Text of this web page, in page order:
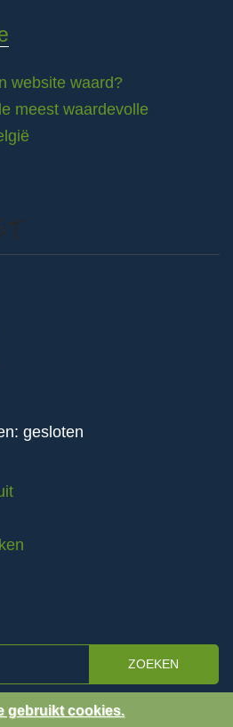
website waard?
meest waardevolle
gesloten
ZOEKEN
gebruikt cookies.